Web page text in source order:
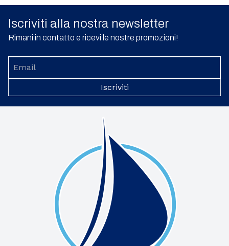
Iscriviti alla nostra newsletter
Rimani in contatto e ricevi le nostre promozioni!
Iscriviti